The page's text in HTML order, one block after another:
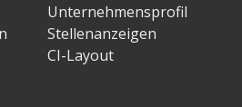
Unternehmensprofil
Stellenanzeigen
CI-Layout